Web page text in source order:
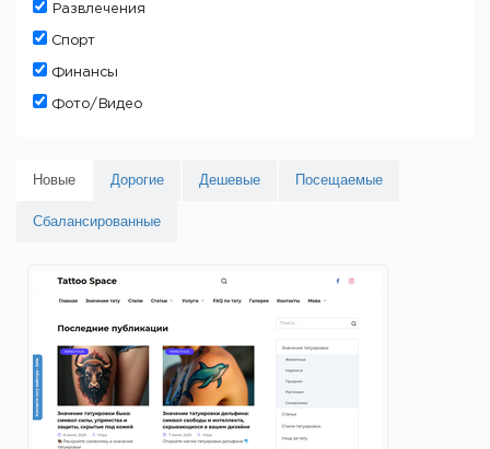
Развлечения
Спорт
Финансы
Фото/Видео
Новые Дорогие Дешевые Посещаемые
Сбалансированные